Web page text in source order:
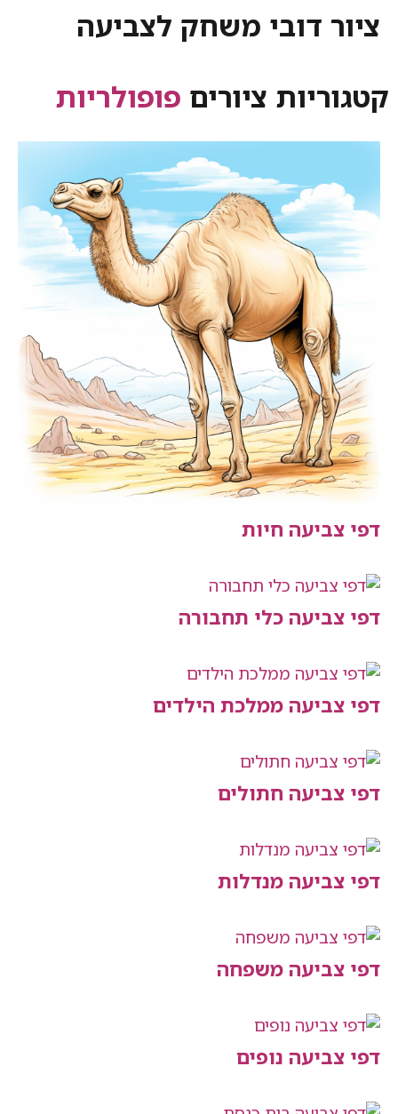
דובי משחק לצביעה
ציוריםפופולריות
חיות
כלי תחבורה
ממלכת הילדים
חתולים
מנדלות
משפחה
נופים